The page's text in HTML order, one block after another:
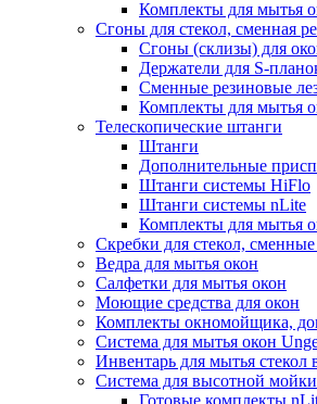
Комплекты для мытья
Сгоны для стекол, сменная
Сгоны (склизы) для
Держатели для S-
Сменные резиновые
Комплекты для мытья
Телескопические штанги
Штанги
Дополнительные
Штанги системы HiFlo
Штанги системы nLite
Комплекты для мытья
Скребки для стекол, сменные
Ведра для мытья окон
Салфетки для мытья окон
Моющие средства для окон
Комплекты окномойщика,
Система для мытья окон
Инвентарь для мытья
Система для высотной